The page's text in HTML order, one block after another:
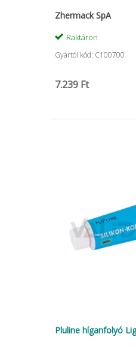
Zhermack SpA
Raktáron
Gyártói kód: C100700
7.239 Ft
Pluline híganfolyó